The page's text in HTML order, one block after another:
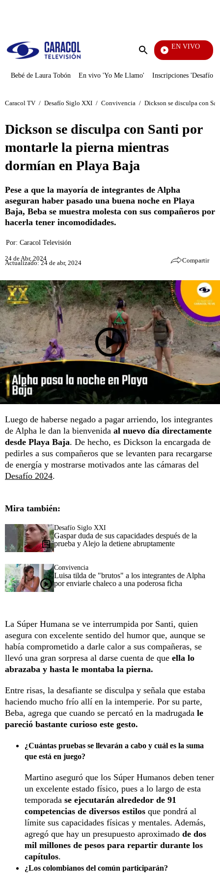
Enviar
EN VIVO
Mi Pecado
Bebé de Laura Tobón En vivo 'Yo Me Llamo' Inscripciones 'Desafío'
Caracol TV / Desafío Siglo XXI / Convivencia / Dickson se disculpa con
Dickson se disculpa con Santi por
montarle la pierna mientras
dormían en Playa Baja
Pese a que la mayoría de integrantes de Alpha
aseguran haber pasado una buena noche en Playa
Baja, Beba se muestra molesta con sus compañeros por
hacerla tener incomodidades.
Por: Caracol Televisión
24 de Abr, 2024
Actualizado: 24 de abr, 2024 Compartir
Luego de haberse negado a pagar arriendo, los integrantes
de Alpha le dan la bienvenida al nuevo día directamente
desde Playa Baja. De hecho, es Dickson la encargada de
pedirles a sus compañeros que se levanten para recargarse
de energía y mostrarse motivados ante las cámaras del
Desafío 2024.
Mira también:
Desafío Siglo XXI
Gaspar duda de sus capacidades después de la
prueba y Alejo la detiene abruptamente
Convivencia
Luisa tilda de "brutos" a los integrantes de Alpha
por enviarle chaleco a una poderosa ficha
La Súper Humana se ve interrumpida por Santi, quien
asegura con excelente sentido del humor que, aunque se
había comprometido a darle calor a sus compañeras, se
llevó una gran sorpresa al darse cuenta de que ella lo
abrazaba y hasta le montaba la pierna.
Entre risas, la desafiante se disculpa y señala que estaba
haciendo mucho frío allí en la intemperie. Por su parte,
Beba, agrega que cuando se percató en la madrugada le
pareció bastante curioso este gesto.
¿Cuántas pruebas se llevarán a cabo y cuál es la suma
que está en juego?
Martino aseguró que los Súper Humanos deben tener
un excelente estado físico, pues a lo largo de esta
temporada se ejecutarán alrededor de 91
competencias de diversos estilos que pondrá al
límite sus capacidades físicas y mentales. Además,
agregó que hay un presupuesto aproximado de dos
mil millones de pesos para repartir durante los
capítulos.
¿Los colombianos del común participarán?